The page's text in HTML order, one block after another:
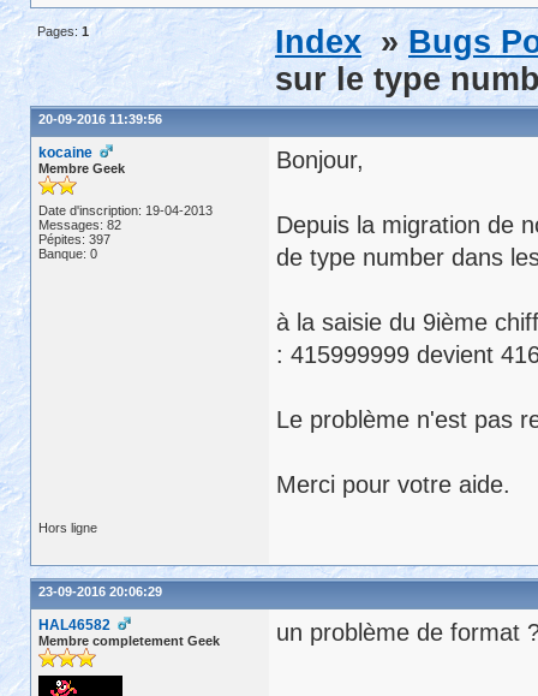
Pages: 1 Index »Bugs
sur le type
20-09-2016 11:39:56
kocaine
Membre Geek
Date d'inscription: 19-04-2013
Messages: 82
Pépites: 397
Banque: 0
Bonjour,
Depuis la migration de
de type number dans
à la saisie du 9ième
: 415999999 devient
Le problème n'est pas
Merci pour votre aide.
Hors ligne
23-09-2016 20:06:29
HAL46582
Membre completement Geek un problème de format